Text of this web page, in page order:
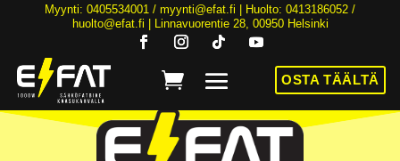
Myynti: 0405534001 / myynti@efat.fi | Huolto: 0413186052 /
huolto@efat.fi | Linnavuorentie 28, 00950 Helsinki
OSTA TÄÄLTÄ
HINTA NYT ALK. 2899€! | 36KK KOROTONTA MAKSUAIKAA | ALK. 89€/KK